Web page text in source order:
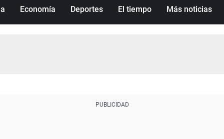
Economía Deportes El tiempo Más noticias